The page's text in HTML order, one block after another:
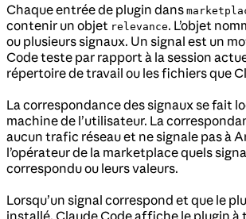
Chaque entrée de plugin dans
contenir un objet relevance. L’objet
ou plusieurs signaux. Un signal est un
Code teste par rapport à la session
répertoire de travail ou les fichiers que
La correspondance des signaux se fait
machine de l’utilisateur. La
aucun trafic réseau et ne signale pas à
l’opérateur de la marketplace quels
correspondu ou leurs valeurs.
Lorsqu’un signal correspond et que le
installé, Claude Code affiche le plugin à